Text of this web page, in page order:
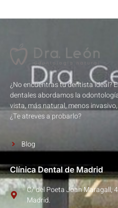
¿No encuentras tu dentista ideal?
dentales abordamos la
vista, más natural, menos
¿Te atreves a probarlo?
Blog
Clínica Dental de Madrid
C/ del Poeta Joan Maragall,
Madrid.